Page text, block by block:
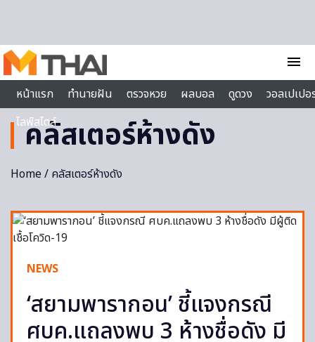
menu
หน้าแรก
ทำนายฝัน ตรวจหวย ผลบอล ดูดวง
วอลเปเป
ไลฟ์สไตล์
คลัสเตอร์ห้างดัง
Home/ คลัสเตอร์ห้างดัง
NEWS
‘สยามพารากอน’ ชี้แจงกรณี
ศบค.แถลงพบ 3 ห้างชื่อดัง มี